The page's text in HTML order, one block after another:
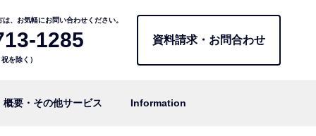
、お気軽にお問い合わせください。
1285
を除く）
資料請求・お問合わせ
概要・その他サービス Information